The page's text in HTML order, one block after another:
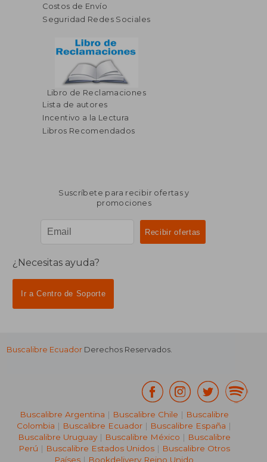
Costos de Envío
Seguridad Redes Sociales
Libro de Reclamaciones
Lista de autores
Incentivo a la Lectura
Libros Recomendados
Suscríbete para recibir ofertas y
promociones
¿Necesitas ayuda?
Ir a Centro de Soporte
Buscalibre Ecuador Derechos Reservados.
Buscalibre Argentina | Buscalibre Chile | Buscalibre
Colombia | Buscalibre Ecuador | Buscalibre España |
Buscalibre Uruguay| Buscalibre México | Buscalibre
Perú | Buscalibre Estados Unidos| Buscalibre Otros
Países | Bookdelivery Reino Unido